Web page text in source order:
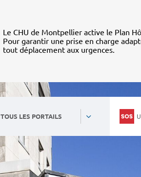
Le CHU de Montpellier active le Plan
Pour garantir une prise en charge
tout déplacement aux urgences.
TOUS LES PORTAILS